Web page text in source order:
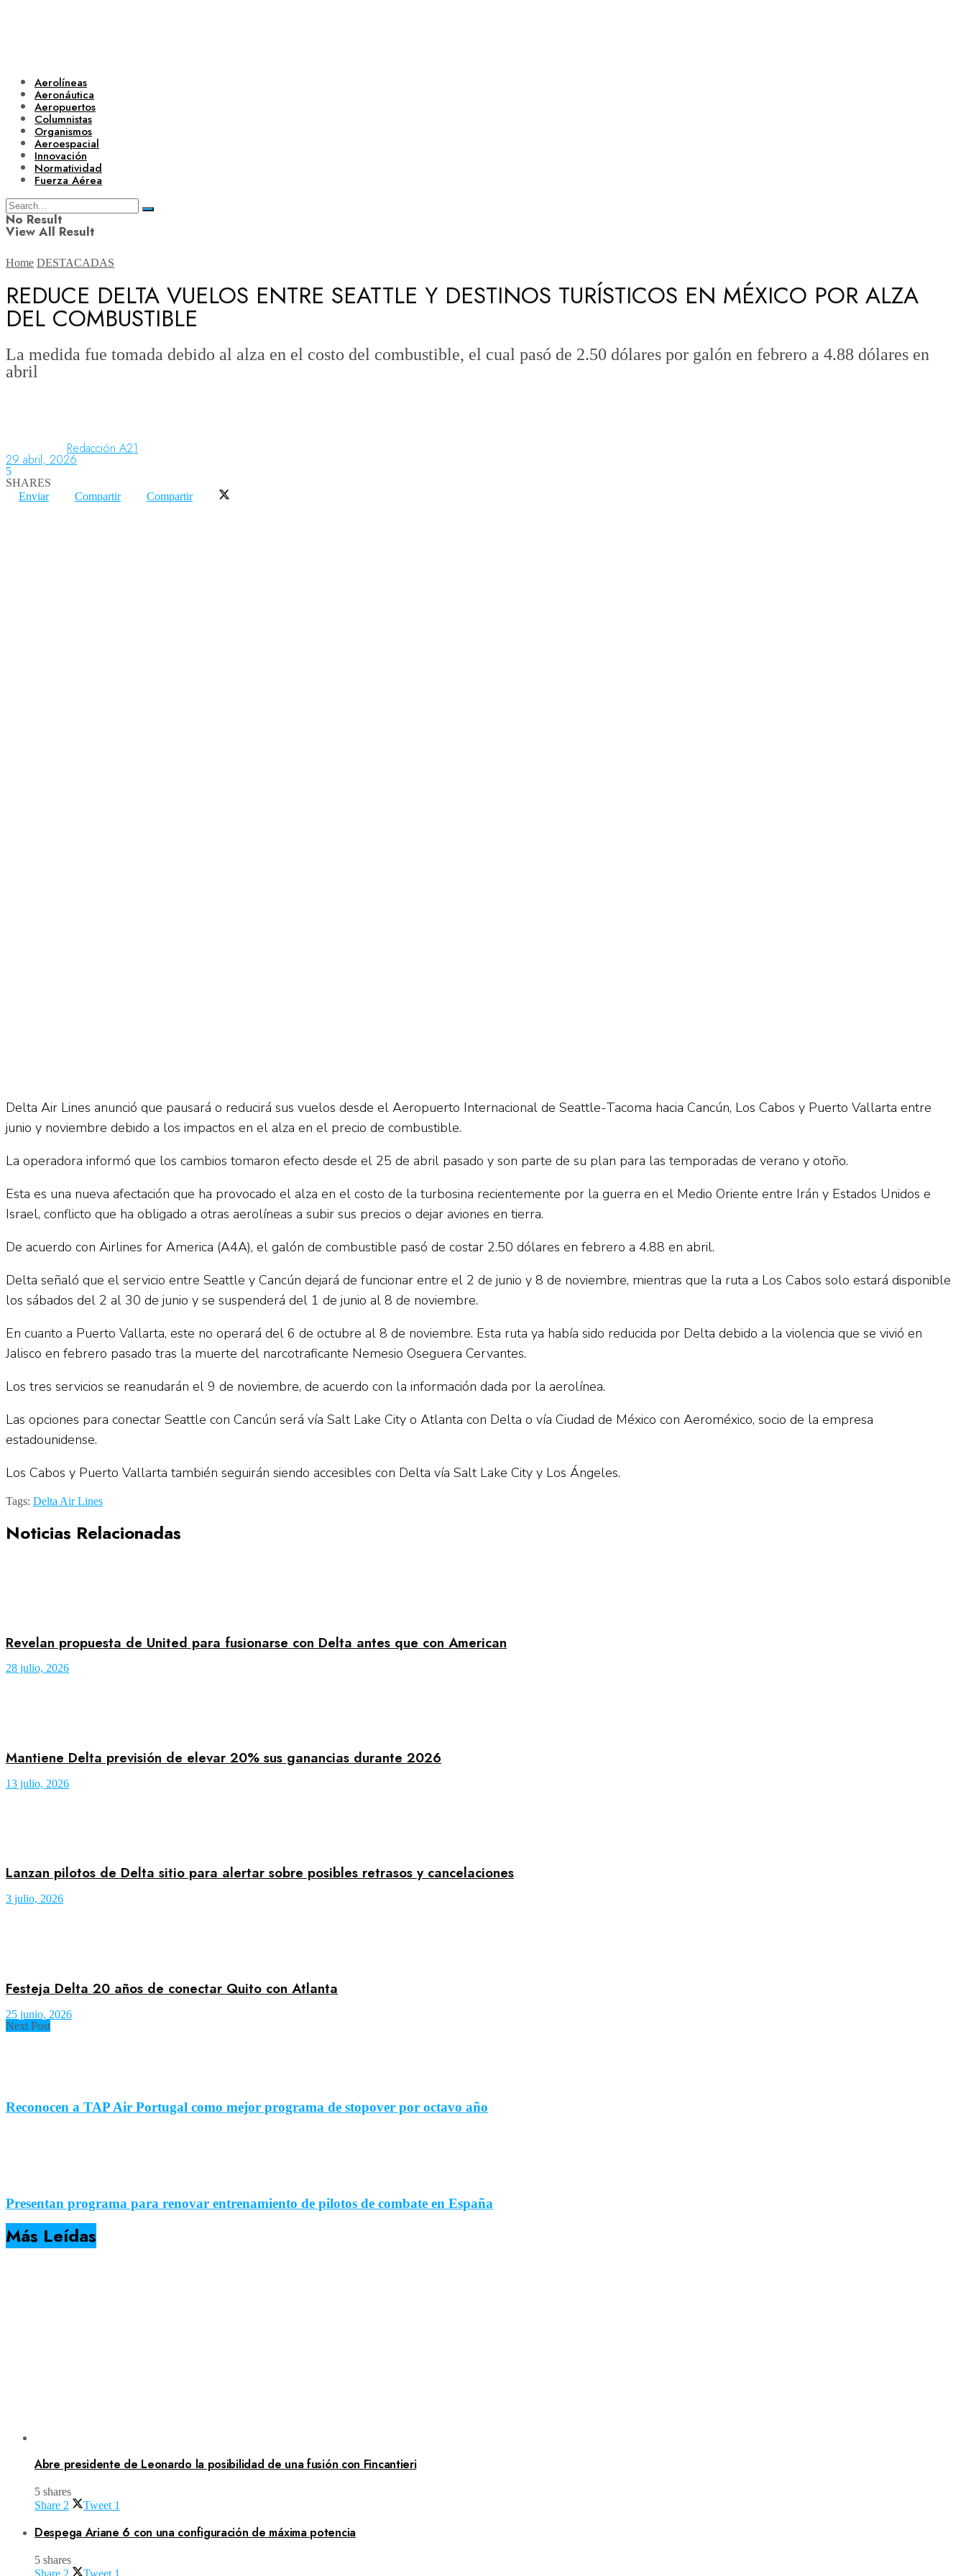
Aerolíneas
Aeronáutica
Aeropuertos
Columnistas
Organismos
Aeroespacial
Innovación
Normatividad
Fuerza Aérea
No Result
View All Result
Aerolíneas
Aeronáutica
Columnistas
Home DESTACADAS
REDUCE DELTA VUELOS ENTRE SEATTLE Y DESTINOS TURÍSTICOS EN MÉXICO POR ALZA
DEL COMBUSTIBLE
La medida fue tomada debido al alza en el costo del combustible, el cual pasó de 2.50 dólares por galón en febrero a 4.88 dólares en
abril
Redacción A21
29 abril, 2026
5
SHARES
Enviar
Compartir Compartir
Delta Air Lines anunció que pausará o reducirá sus vuelos desde el Aeropuerto Internacional de Seattle-Tacoma hacia Cancún, Los Cabos y Puerto Vallarta entre
junio y noviembre debido a los impactos en el alza en el precio de combustible.
La operadora informó que los cambios tomaron efecto desde el 25 de abril pasado y son parte de su plan para las temporadas de verano y otoño.
Esta es una nueva afectación que ha provocado el alza en el costo de la turbosina recientemente por la guerra en el Medio Oriente entre Irán y Estados Unidos e
Israel, conflicto que ha obligado a otras aerolíneas a subir sus precios o dejar aviones en tierra.
De acuerdo con Airlines for America (A4A), el galón de combustible pasó de costar 2.50 dólares en febrero a 4.88 en abril.
Delta señaló que el servicio entre Seattle y Cancún dejará de funcionar entre el 2 de junio y 8 de noviembre, mientras que la ruta a Los Cabos solo estará disponible
los sábados del 2 al 30 de junio y se suspenderá del 1 de junio al 8 de noviembre.
En cuanto a Puerto Vallarta, este no operará del 6 de octubre al 8 de noviembre. Esta ruta ya había sido reducida por Delta debido a la violencia que se vivió en
Jalisco en febrero pasado tras la muerte del narcotraficante Nemesio Oseguera Cervantes.
Los tres servicios se reanudarán el 9 de noviembre, de acuerdo con la información dada por la aerolínea.
Las opciones para conectar Seattle con Cancún será vía Salt Lake City o Atlanta con Delta o vía Ciudad de México con Aeroméxico, socio de la empresa
estadounidense.
Los Cabos y Puerto Vallarta también seguirán siendo accesibles con Delta vía Salt Lake City y Los Ángeles.
Tags: Delta Air Lines
Noticias Relacionadas
Revelan propuesta de United para fusionarse con Delta antes que con American
28 julio, 2026
Mantiene Delta previsión de elevar 20% sus ganancias durante 2026
13 julio, 2026
Lanzan pilotos de Delta sitio para alertar sobre posibles retrasos y cancelaciones
3 julio, 2026
Festeja Delta 20 años de conectar Quito con Atlanta
25 junio, 2026
Next Post
Reconocen a TAP Air Portugal como mejor programa de stopover por octavo año
Presentan programa para renovar entrenamiento de pilotos de combate en España
Más Leídas
Abre presidente de Leonardo la posibilidad de una fusión con Fincantieri
5 shares
Share 2 Tweet 1
Despega Ariane 6 con una configuración de máxima potencia
5 shares
Share 2 Tweet 1